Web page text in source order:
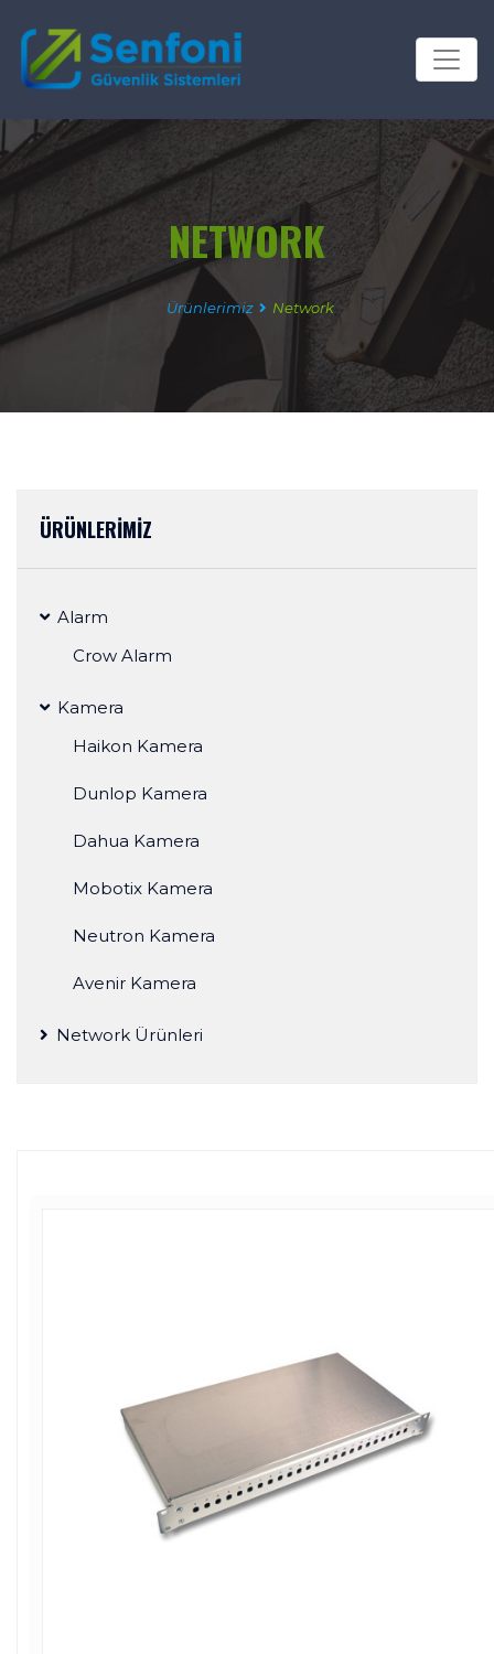
NETWORK
Ürünlerimiz Network
ÜRÜNLERİMİZ
Alarm
Crow Alarm
Kamera
Haikon Kamera
Dunlop Kamera
Dahua Kamera
Mobotix Kamera
Neutron Kamera
Avenir Kamera
Network Ürünleri